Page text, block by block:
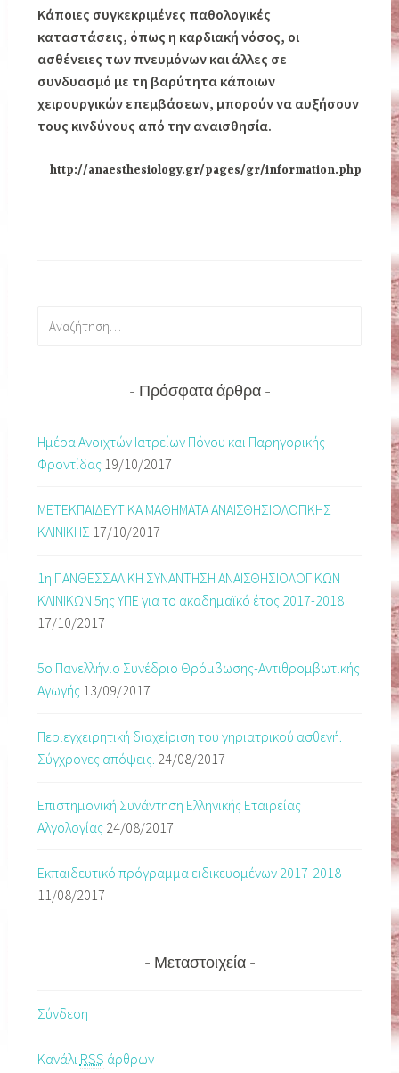
Κάποιες συγκεκριμένες παθολογικές
καταστάσεις, όπως η καρδιακή νόσος, οι
ασθένειες των πνευμόνων και άλλες σε
συνδυασμό με τη βαρύτητα κάποιων
χειρουργικών επεμβάσεων, μπορούν να αυξήσουν
τους κινδύνους από την αναισθησία.
http://anaesthesiology.gr/pages/gr/information.php
Αναζήτηση
Πρόσφατα άρθρα
Ημέρα Ανοιχτών Ιατρείων Πόνου και Παρηγορικής
Φροντίδας 19/10/2017
ΜΕΤΕΚΠΑΙΔΕΥΤΙΚΑ ΜΑΘΗΜΑΤΑ ΑΝΑΙΣΘΗΣΙΟΛΟΓΙΚΗΣ
ΚΛΙΝΙΚΗΣ 17/10/2017
1η ΠΑΝΘΕΣΣΑΛΙΚΗ ΣΥΝΑΝΤΗΣΗ ΑΝΑΙΣΘΗΣΙΟΛΟΓΙΚΩΝ
ΚΛΙΝΙΚΩΝ 5ης ΥΠΕ για το ακαδημαϊκό έτος 2017-2018
17/10/2017
5ο Πανελλήνιο Συνέδριο Θρόμβωσης-Αντιθρομβωτικής
Αγωγής 13/09/2017
Περιεγχειρητική διαχείριση του γηριατρικού ασθενή.
Σύγχρονες απόψεις. 24/08/2017
Επιστημονική Συνάντηση Ελληνικής Εταιρείας
Αλγολογίας 24/08/2017
Εκπαιδευτικό πρόγραμμα ειδικευομένων 2017-2018
11/08/2017
Μεταστοιχεία
Σύνδεση
Κανάλι RSS άρθρων